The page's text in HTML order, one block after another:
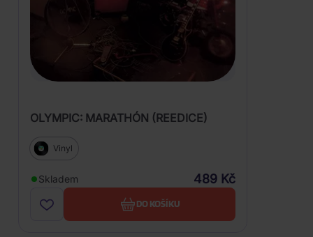
OLYMPIC: MARATHÓN (REEDICE)
Vinyl
Skladem 489 Kč
DO KOŠÍKU